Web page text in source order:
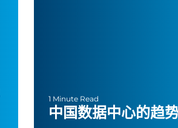
1 Minute Read
中国数据中心的趋